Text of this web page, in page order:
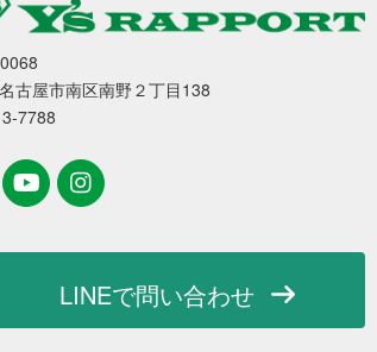
古屋市南区南野２丁目138
7788
LINEで問い合わせ